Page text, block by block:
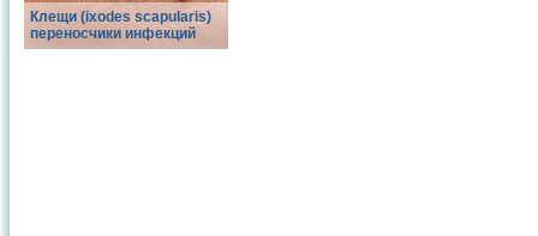
Клещи (ixodes scapularis)
переносчики инфекций